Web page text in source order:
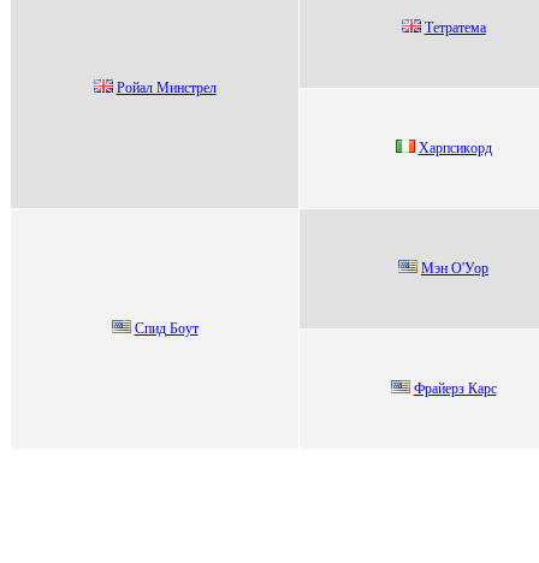
Рoйал Минстpeл
Tетратема
Хapпсикopд
Спид Боут
Mэн О'Уор
Фрaйeрз Кaрс